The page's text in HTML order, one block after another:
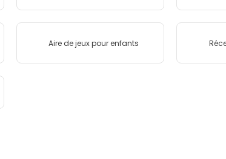
Aire de jeux pour enfants